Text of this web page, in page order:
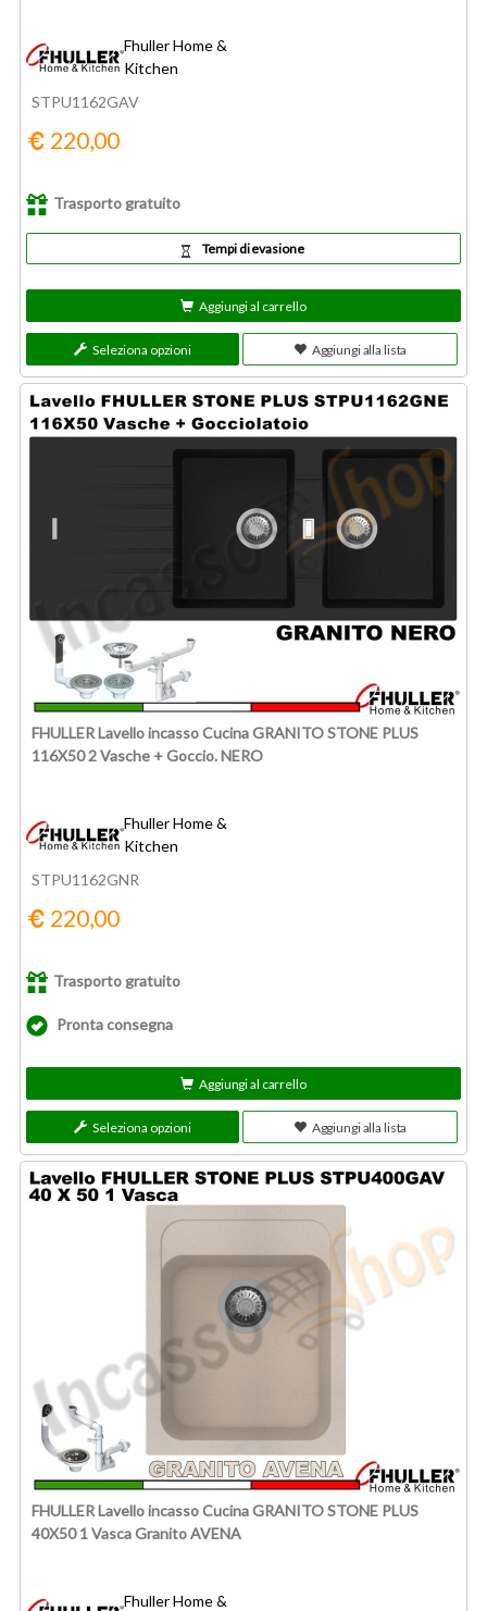
Fhuller Home &
Kitchen
STPU1162GAV
220,00
Trasporto gratuito
Tempi di evasione
Aggiungi al carrello
Seleziona opzioni Aggiungi alla lista
FHULLER Lavello incasso Cucina GRANITO STONE PLUS
116X50 2 Vasche + Goccio. NERO
Fhuller Home &
Kitchen
STPU1162GNR
220,00
Trasporto gratuito
Pronta consegna
Aggiungi al carrello
Seleziona opzioni Aggiungi alla lista
FHULLER Lavello incasso Cucina GRANITO STONE PLUS
40X50 1 Vasca Granito AVENA
Fhuller Home &